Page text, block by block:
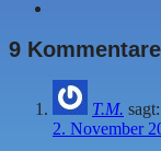
9 Kommentare
T.M. sagt:
2. November